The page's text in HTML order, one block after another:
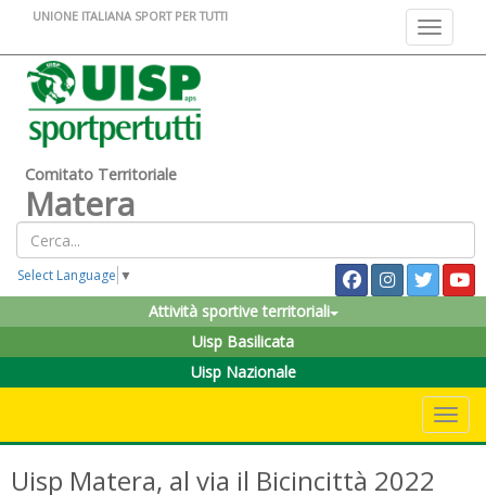
Toggle
UNIONE ITALIANA SPORT PER TUTTI
Comitato Territoriale
Matera
Select Language ▼
Attività sportive territoriali
Uisp Basilicata
Uisp Nazionale
Uisp Matera, al via il Bicincittà 2022